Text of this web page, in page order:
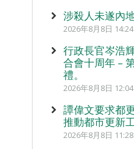
涉殺人未遂內
2026年8月8日 14:24
行政長官岑浩
合會十周年 –
禮。
2026年8月8日 12:04
譚偉文要求都
推動都市更新
2026年8月8日 11:28